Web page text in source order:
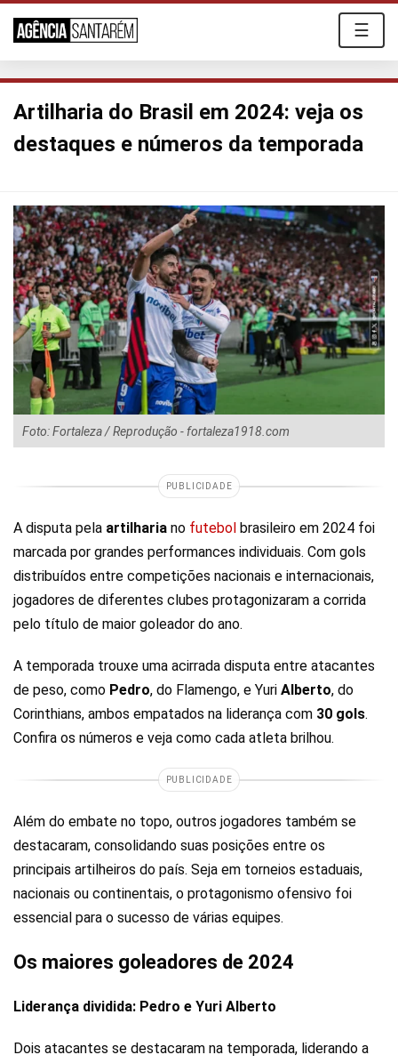
☰
Artilharia do Brasil em 2024: veja os
destaques e números da temporada
Foto: Fortaleza / Reprodução - fortaleza1918.com
PUBLICIDADE
A disputa pela artilharia no futebol brasileiro em 2024 foi
marcada por grandes performances individuais. Com gols
distribuídos entre competições nacionais e internacionais,
jogadores de diferentes clubes protagonizaram a corrida
pelo título de maior goleador do ano.
A temporada trouxe uma acirrada disputa entre atacantes
de peso, como Pedro, do Flamengo, e Yuri Alberto, do
Corinthians, ambos empatados na liderança com 30 gols.
Confira os números e veja como cada atleta brilhou.
PUBLICIDADE
Além do embate no topo, outros jogadores também se
destacaram, consolidando suas posições entre os
principais artilheiros do país. Seja em torneios estaduais,
nacionais ou continentais, o protagonismo ofensivo foi
essencial para o sucesso de várias equipes.
Os maiores goleadores de 2024
Liderança dividida: Pedro e Yuri Alberto
Dois atacantes se destacaram na temporada, liderando a